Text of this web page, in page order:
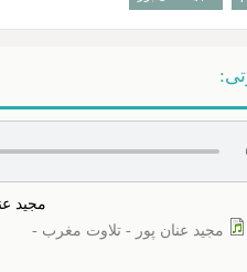
مجید
مجید عنان پور - تلاوت مغرب -